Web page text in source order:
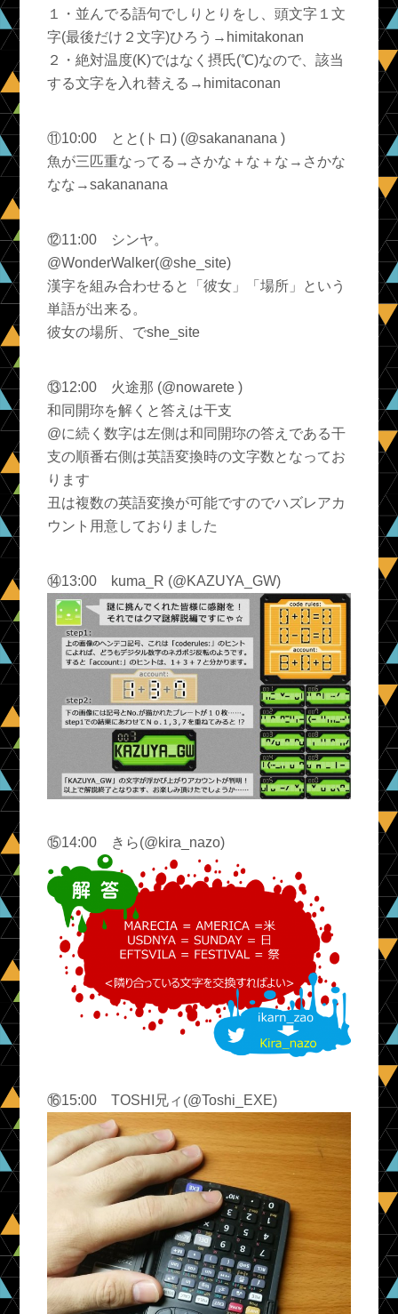
１・並んでる語句でしりとりをし、頭文字１文
字(最後だけ２文字)ひろう→himitakonan
２・絶対温度(K)ではなく摂氏(℃)なので、該当
する文字を入れ替える→himitaconan
⑪10:00 とと(トロ) (@sakananana )
魚が三匹重なってる→さかな＋な＋な→さかな
なな→sakananana
⑫11:00 シンヤ。
@WonderWalker(@she_site)
漢字を組み合わせると「彼女」「場所」という
単語が出来る。
彼女の場所、でshe_site
⑬12:00 火途那 (@nowarete )
和同開珎を解くと答えは干支
@に続く数字は左側は和同開珎の答えである干
支の順番右側は英語変換時の文字数となってお
ります
丑は複数の英語変換が可能ですのでハズレアカ
ウント用意しておりました
⑭13:00 kuma_R (@KAZUYA_GW)
⑮14:00 きら(@kira_nazo)
⑯15:00 TOSHI兄ィ(@Toshi_EXE)